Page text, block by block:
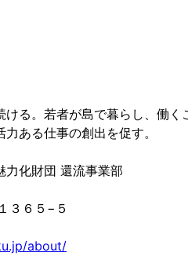
る。若者が島で暮らし、働く
ある仕事の創出を促す。
力化財団 還流事業部
３６５−５
about/